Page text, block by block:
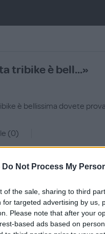
Do Not Process My
of the sale, sharing to third
for targeted advertising by us,
Please note that after your
based ads based on
tribike è bell...»
è bellissima dovete
(0)